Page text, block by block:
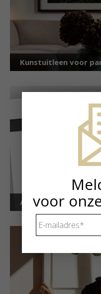
Kunstuitleen voor
Art Alert!
voor
mailadres *